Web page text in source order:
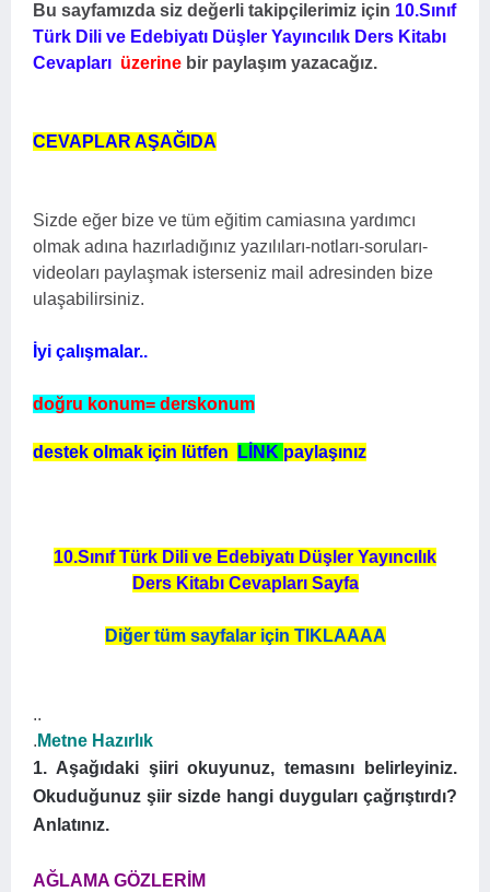
Bu sayfamızda siz değerli takipçilerimiz için 10.Sınıf
Türk Dili ve Edebiyatı Düşler Yayıncılık Ders Kitabı
Cevapları üzerine bir paylaşım yazacağız.
CEVAPLAR AŞAĞIDA
Sizde eğer bize ve tüm eğitim camiasına yardımcı
olmak adına hazırladığınız yazılıları-notları-soruları-
videoları paylaşmak isterseniz mail adresinden bize
ulaşabilirsiniz.
İyi çalışmalar..
doğru konum= derskonum
destek olmak için lütfen LİNK paylaşınız
10.Sınıf Türk Dili ve Edebiyatı Düşler Yayıncılık
Ders Kitabı Cevapları Sayfa
Diğer tüm sayfalar için TIKLAAAA
..
. Metne Hazırlık
1. Aşağıdaki şiiri okuyunuz, temasını belirleyiniz.
Okuduğunuz şiir sizde hangi duyguları çağrıştırdı?
Anlatınız.
AĞLAMA GÖZLERİM